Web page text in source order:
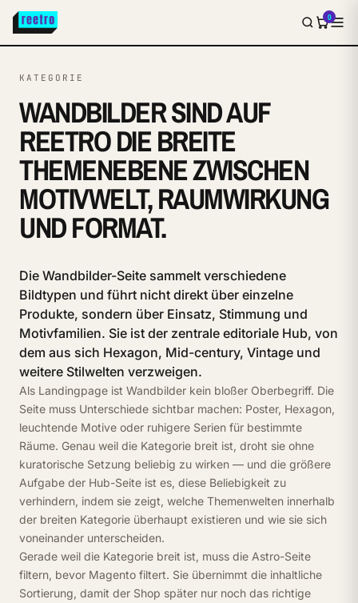
0
KATEGORIE
WANDBILDER SIND AUF
REETRO DIE BREITE
THEMENEBENE ZWISCHEN
MOTIVWELT, RAUMWIRKUNG
UND FORMAT.
Die Wandbilder-Seite sammelt verschiedene
Bildtypen und führt nicht direkt über einzelne
Produkte, sondern über Einsatz, Stimmung und
Motivfamilien. Sie ist der zentrale editoriale Hub, von
dem aus sich Hexagon, Mid-century, Vintage und
weitere Stilwelten verzweigen.
Als Landingpage ist Wandbilder kein bloßer Oberbegriff. Die
Seite muss Unterschiede sichtbar machen: Poster, Hexagon,
leuchtende Motive oder ruhigere Serien für bestimmte
Räume. Genau weil die Kategorie breit ist, droht sie ohne
kuratorische Setzung beliebig zu wirken — und die größere
Aufgabe der Hub-Seite ist es, diese Beliebigkeit zu
verhindern, indem sie zeigt, welche Themenwelten innerhalb
der breiten Kategorie überhaupt existieren und wie sie sich
voneinander unterscheiden.
Gerade weil die Kategorie breit ist, muss die Astro-Seite
filtern, bevor Magento filtert. Sie übernimmt die inhaltliche
Sortierung, damit der Shop später nur noch das richtige